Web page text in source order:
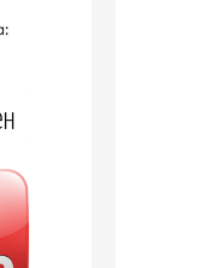
вода №
It`s You 30